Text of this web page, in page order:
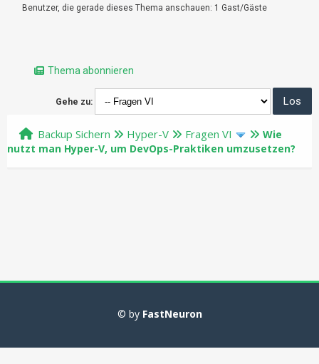
Benutzer, die gerade dieses Thema anschauen: 1 Gast/Gäste
Thema abonnieren
Gehe zu:
Backup Sichern Hyper-V Fragen VI
Wie
nutzt man Hyper-V, um DevOps-Praktiken umzusetzen?
© by FastNeuron